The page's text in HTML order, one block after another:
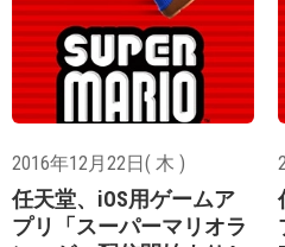
2016年12月22日( 木 )
任天堂、iOS用ゲームア
プリ「スーパーマリオラ